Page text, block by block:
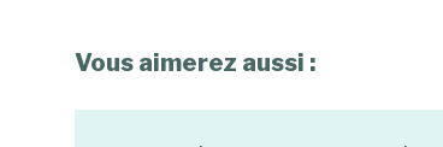
Vous aimerez aussi :